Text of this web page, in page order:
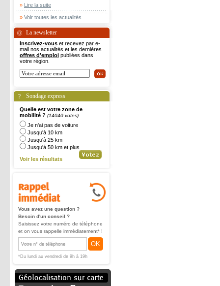
» Lire la suite
» Voir toutes les actualités
La newsletter
Inscrivez-vous et recevez par e-
mail nos actualités et les dernières
offres d'emploi publiées dans
votre région.
Sondage express
Quelle est votre zone de
mobilité ? (14040 votes)
Je n'ai pas de voiture
Jusqu'à 10 km
Jusqu'à 25 km
Jusqu'à 50 km et plus
Voir les résultats
Vous avez une question ?
Besoin d'un conseil ?
Saisissez votre numéro de téléphone
et on vous rappelle immédiatement* !
OK
*Du lundi au vendredi de 9h à 19h